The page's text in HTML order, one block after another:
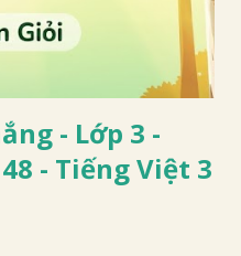
- Lớp 3 -
- Tiếng Việt 3